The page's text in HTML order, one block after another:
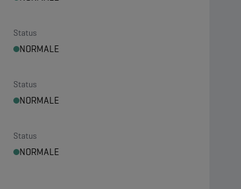
Status
NORMALE
Status
NORMALE
Status
NORMALE